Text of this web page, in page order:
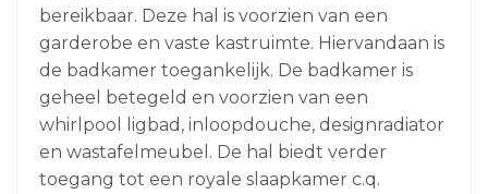
bereikbaar. Deze hal is voorzien van een
garderobe en vaste kastruimte. Hiervandaan is
de badkamer toegankelijk. De badkamer is
geheel betegeld en voorzien van een
whirlpool ligbad, inloopdouche, designradiator
en wastafelmeubel. De hal biedt verder
toegang tot een royale slaapkamer c.q.